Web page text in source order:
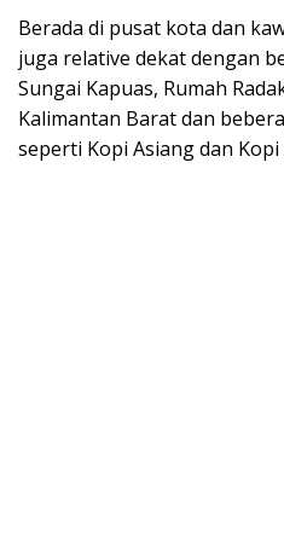
Berada di pusat kota dan
juga relative dekat dengan
Sungai Kapuas, Rumah
Kalimantan Barat dan
seperti Kopi Asiang dan Kopi